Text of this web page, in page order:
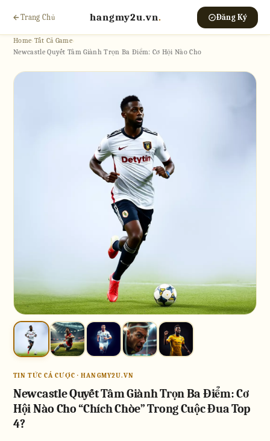
Trang Chủ hangmy2u.vn. Đăng Ký
Home›Tất Cả Game›
Newcastle Quyết Tâm Giành Trọn Ba Điểm: Cơ Hội Nào Cho
TIN TỨC CÁ CƯỢC · HANGMY2U.VN
Newcastle Quyết Tâm Giành Trọn Ba Điểm: Cơ
Hội Nào Cho “Chích Chòe” Trong Cuộc Đua Top
4?